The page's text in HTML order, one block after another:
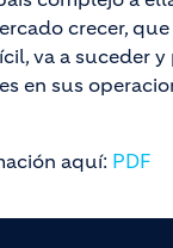
crecer,
va a suceder y
en sus
aquí: PDF